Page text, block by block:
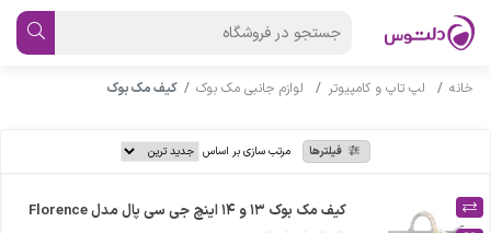
خانه لپ تاپ و کامپیوتر لوازم جانبی مک بوک کیف مک بوک
فیلترها مرتب سازی بر اساس
کیف مک بوک ۱۳ و ۱۴ اینچ جی سی پال مدل Florence